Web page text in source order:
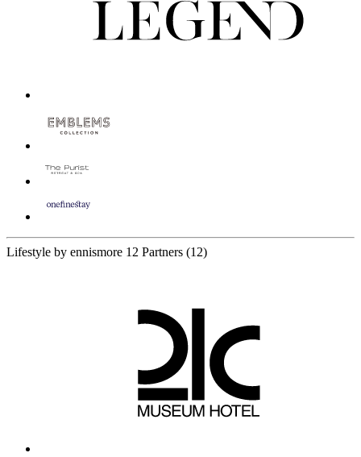
Lifestyle by ennismore 12 Partners (12)